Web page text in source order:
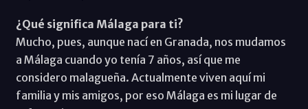
¿Qué significa Málaga para ti?
Mucho, pues, aunque nací en Granada, nos mudamos
a Málaga cuando yo tenía 7 años, así que me
considero malagueña. Actualmente viven aquí mi
familia y mis amigos, por eso Málaga es mi lugar de